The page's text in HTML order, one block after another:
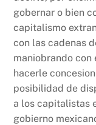
gobernar o bien
capitalismo
con las cadenas
maniobrando
hacerle
posibilidad de
a los capitalistas
gobierno